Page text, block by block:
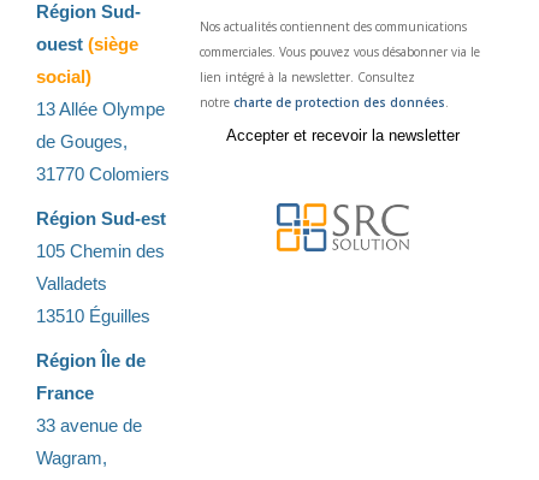
Région Sud-
ouest (siège
social)
13 Allée Olympe
de Gouges,
31770 Colomiers
Région Sud-est
105 Chemin des
Valladets
13510 Éguilles
Région Île de
France
33 avenue de
Wagram,
Nos actualités contiennent des communications
commerciales. Vous pouvez vous désabonner via le
lien intégré à la newsletter. Consultez
notre charte de protection des données.